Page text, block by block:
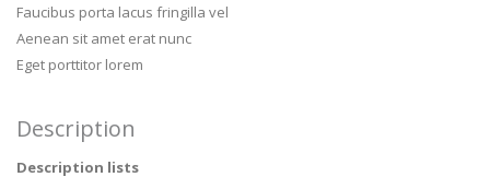
Faucibus porta lacus fringilla vel
Aenean sit amet erat nunc
Eget porttitor lorem
Description
Description lists